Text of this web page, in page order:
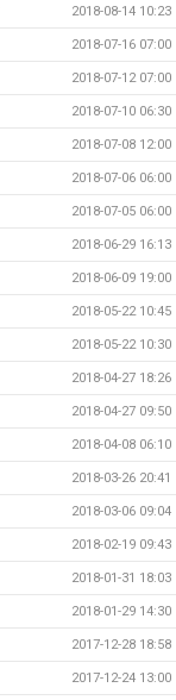
2018-08-14 10:23
2018-07-16 07:00
2018-07-12 07:00
2018-07-10 06:30
2018-07-08 12:00
2018-07-06 06:00
2018-07-05 06:00
2018-06-29 16:13
2018-06-09 19:00
2018-05-22 10:45
2018-05-22 10:30
2018-04-27 18:26
2018-04-27 09:50
2018-04-08 06:10
2018-03-26 20:41
2018-03-06 09:04
2018-02-19 09:43
2018-01-31 18:03
2018-01-29 14:30
2017-12-28 18:58
2017-12-24 13:00